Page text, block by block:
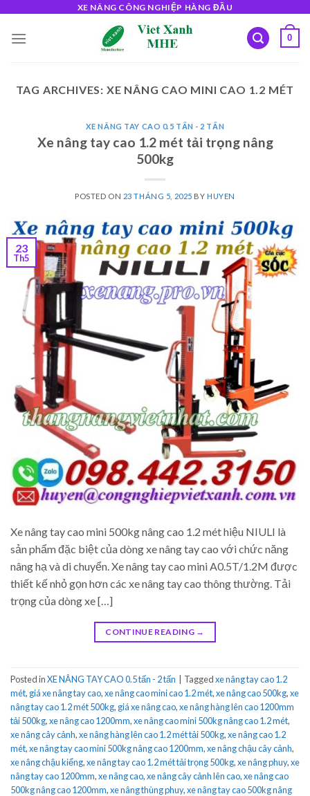
content
XE NÂNG CÔNG NGHIỆP HÀNG ĐẦU
0
TAG ARCHIVES: XE NÂNG CAO MINI CAO 1.2 MÉT
XE NÂNG TAY CAO 0.5 TẤN - 2 TẤN
Xe nâng tay cao 1.2 mét tải trọng nâng
500kg
POSTED ON 23 THÁNG 5, 2025 BY HUYEN
23
Th5
Xe nâng tay cao mini 500kg nâng cao 1.2 mét hiệu NIULI là
sản phẩm đặc biệt của dòng xe nâng tay cao với chức năng
nâng hạ và di chuyển. Xe nâng tay cao mini A0.5T/1.2M được
thiết kế nhỏ gọn hơn các xe nâng tay cao thông thường. Tải
trọng của dòng xe […]
CONTINUE READING →
Posted inXE NÂNG TAY CAO 0.5 tấn - 2 tấn Taggedxe nâng tay cao 1.2
mét, giá xe nâng tay cao,xe nâng cao mini cao 1.2 mét,xe nâng cao 500kg,xe
nâng tay cao 1.2 mét 500kg, giá xe nâng cao,xe nâng hàng lên cao 1200mm
tải 500kg,xe nâng cao 1200mm,xe nâng cao mini 500kg nâng cao 1.2 mét,
xe nâng cây cảnh,xe nâng hàng lên cao 1.2 mét tải 500kg,xe nâng cao 1.2
mét,xe nâng tay cao mini 500kg nâng cao 1200mm,xe nâng chậu cây cảnh,
xe nâng chậu kiểng,xe nâng tay cao 1.2 mét tải trọng 500kg,xe nâng phuy,xe
nâng tay cao 1200mm,xe nâng cao,xe nâng cây cảnh lên cao,xe nâng cao
500kg nâng cao 1200mm,xe nâng thùng phuy,xe nâng tay cao 500kg nâng